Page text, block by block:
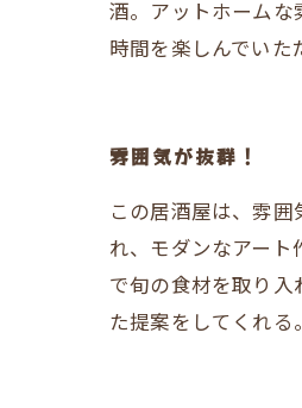
酒。アットホームな
時間を楽しんでいた
雰囲気が抜群！
この居酒屋は、雰
れ、モダンなアート
で旬の食材を取り入
た提案をしてくれる